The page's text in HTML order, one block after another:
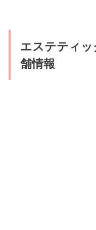
エステティ
舗情報